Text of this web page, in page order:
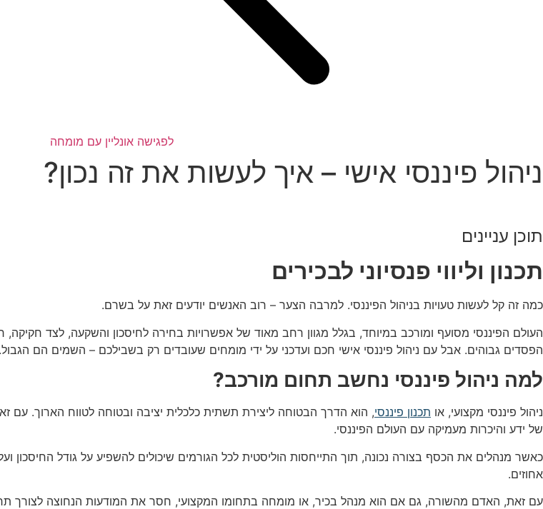
לפגישה אונליין עם מומחה
ניהול פיננסי אישי – איך לעשות את זה נכון?
תוכן עניינים
תכנון וליווי פנסיוני לבכירים
כמה זה קל לעשות טעויות בניהול הפיננסי. למרבה הצער – רוב האנשים יודעים זאת על בשרם.
העולם הפיננסי מסועף ומורכב במיוחד, בגלל מגוון רחב מאוד של אפשרויות בחירה לחיסכון והשקעה, לצד חקיקה,
הפסדים גבוהים. אבל עם ניהול פיננסי אישי חכם ועדכני על ידי מומחים שעובדים רק בשבילכם – השמים הם הגבול.
למה ניהול פיננסי נחשב תחום מורכב?
ניהול פיננסי מקצועי, או תכנון פיננסי, הוא הדרך הבטוחה ליצירת תשתית כלכלית יציבה ובטוחה לטווח הארוך. עם
של ידע והיכרות מעמיקה עם העולם הפיננסי.
כאשר מנהלים את הכסף בצורה נכונה, תוך התייחסות הוליסטית לכל הגורמים שיכולים להשפיע על גודל
אחוזים.
עם זאת, האדם מהשורה, גם אם הוא מנהל בכיר, או מומחה בתחומו המקצועי, חסר את המודעות הנחוצה לצורך